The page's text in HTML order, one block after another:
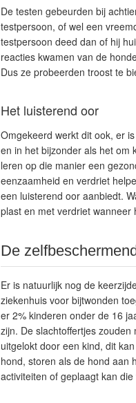
De testen gebeurden bij
testpersoon, of wel een
testpersoon deed dan of hij
reacties kwamen van de
Dus ze probeerden troost te
Het luisterend oor
Omgekeerd werkt dit ook, er
en in het bijzonder als het om
leren op die manier een
eenzaamheid en verdriet
een luisterend oor aanbiedt.
plast en met verdriet wanneer
De
Er is natuurlijk nog de
ziekenhuis voor bijtwonden
er 2% kinderen onder de 16
zijn. De slachtoffertjes
uitgelokt door een kind, dit
hond, storen als de hond aan
activiteiten of geplaagt kan